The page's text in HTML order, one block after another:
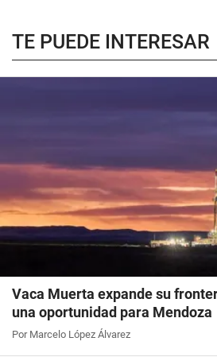
TE PUEDE INTERESAR
Vaca Muerta expande su
una oportunidad para Mendoza
Por Marcelo López Álvarez